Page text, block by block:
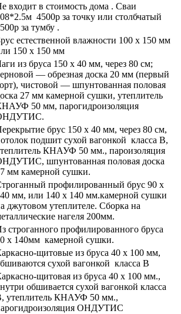
входит в стоимость дома . Сваи
4500р за точку или столбчатый
за тумбу .
естественной влажности 100 х 150 мм
150 х 150 мм
из бруса 150 х 40 мм, через 80 см;
— обрезная доска 20 мм (первый
чистовой — шпунтованная половая
27 мм камерной сушки, утеплитель
50 мм, парогидроизоляция
брус 150 х 40 мм, через 80 см,
подшит сухой вагонкой класса В,
КНАУФ 50 мм., пароизоляция
шпунтованная половая доска
мм камерной сушки.
профилированный брус 90 х
мм, или 140 х 140 мм.камерной сушки
джутовом утеплителе. Сборка на
нагеля 200мм.
строганного профилированного бруса
х 140мм камерной сушки.
щитовые из бруса 40 х 100 мм,
сухой вагонкой класса В
щитовая из бруса 40 х 100 мм.,
обшивается сухой вагонкой класса
утеплитель КНАУФ 50 мм.,
ОНДУТИС